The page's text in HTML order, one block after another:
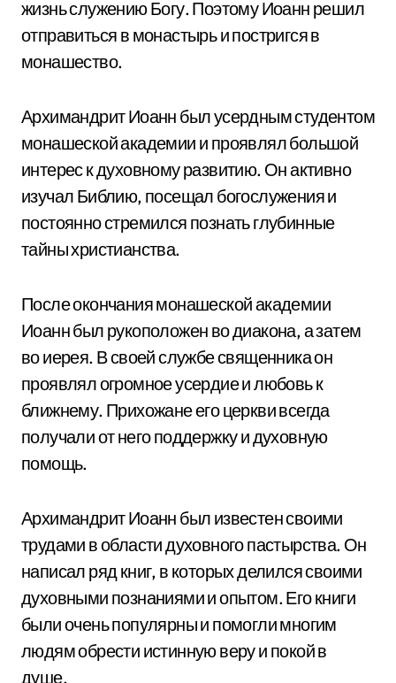
жизнь служению Богу. Поэтому Иоанн решил
отправиться в монастырь и постригся в
монашество.
Архимандрит Иоанн был усердным студентом
монашеской академии и проявлял большой
интерес к духовному развитию. Он активно
изучал Библию, посещал богослужения и
постоянно стремился познать глубинные
тайны христианства.
После окончания монашеской академии
Иоанн был рукоположен во диакона, а затем
во иерея. В своей службе священника он
проявлял огромное усердие и любовь к
ближнему. Прихожане его церкви всегда
получали от него поддержку и духовную
помощь.
Архимандрит Иоанн был известен своими
трудами в области духовного пастырства. Он
написал ряд книг, в которых делился своими
духовными познаниями и опытом. Его книги
были очень популярны и помогли многим
людям обрести истинную веру и покой в
душе.